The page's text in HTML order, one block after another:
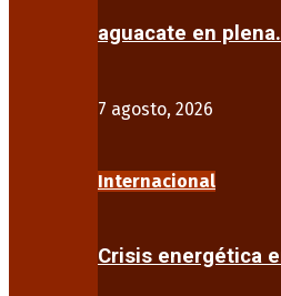
aguacate en
7 agosto, 2026
Internacional
Crisis energética